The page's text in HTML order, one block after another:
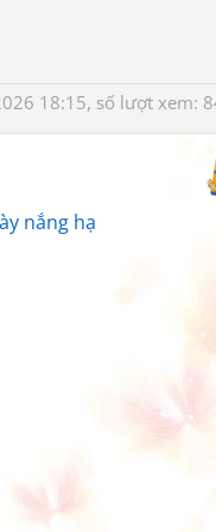
18:15, số lượt xem:
nắng hạ